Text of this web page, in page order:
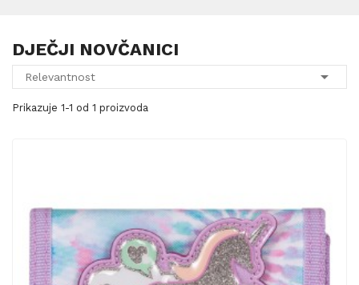
DJEČJI NOVČANICI
Relevantnost 
Prikazuje 1-1 od 1 proizvoda